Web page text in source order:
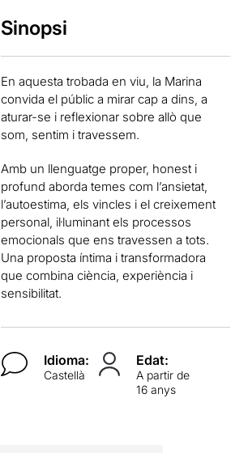
Sinopsi
En aquesta trobada en viu, la Marina
convida el públic a mirar cap a dins, a
aturar-se i reflexionar sobre allò que
som, sentim i travessem.
Amb un llenguatge proper, honest i
profund aborda temes com l’ansietat,
l’autoestima, els vincles i el creixement
personal, il·luminant els processos
emocionals que ens travessen a tots.
Una proposta íntima i transformadora
que combina ciència, experiència i
sensibilitat.
Idioma:
Castellà
Edat:
A partir de
16 anys